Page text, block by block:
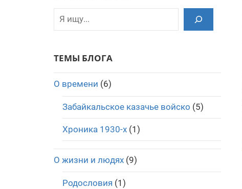
Поиск
ТЕМЫ БЛОГА
О времени (6)
Забайкальское казачье войско (5)
Хроника 1930-х(1)
О жизни и людях(9)
Родословия (1)